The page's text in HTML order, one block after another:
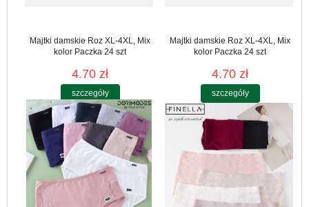
Majtki damskie Roz XL-4XL, Mix
kolor Paczka 24 szt
4.70 zł
szczegóły
Majtki damskie Roz XL-4XL, Mix
kolor Paczka 24 szt
4.70 zł
szczegóły